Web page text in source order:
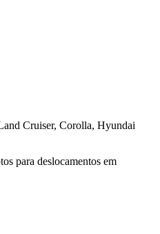
Cruiser, Corolla, Hyundai
para deslocamentos em